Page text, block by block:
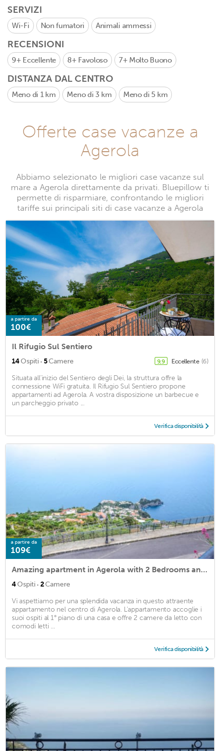
SERVIZI
Wi-Fi Non fumatori Animali ammessi
RECENSIONI
9+ Eccellente 8+ Favoloso 7+ Molto Buono
DISTANZA DAL CENTRO
Meno di 1 km Meno di 3 km Meno di 5 km
Offerte case vacanze a
Agerola
Abbiamo selezionato le migliori case vacanze sul
mare a Agerola direttamente da privati. Bluepillow ti
permette di risparmiare, confrontando le migliori
tariffe sui principali siti di case vacanze a Agerola
a partire da
100€
Il Rifugio Sul Sentiero
14Ospiti · 5Camere 9,9 Eccellente (6)
Situata all’inizio del Sentiero degli Dei, la struttura offre la
connessione WiFi gratuita. Il Rifugio Sul Sentiero propone
appartamenti ad Agerola. A vostra disposizione un barbecue e
un parcheggio privato ...
Verifica disponibilità
a partire da
109€
Amazing apartment in Agerola with 2 Bedrooms and WiFi
4Ospiti · 2Camere
Vi aspettiamo per una splendida vacanza in questo attraente
appartamento nel centro di Agerola. L'appartamento accoglie i
suoi ospiti al 1° piano di una casa e offre 2 camere da letto con
comodi letti ...
Verifica disponibilità